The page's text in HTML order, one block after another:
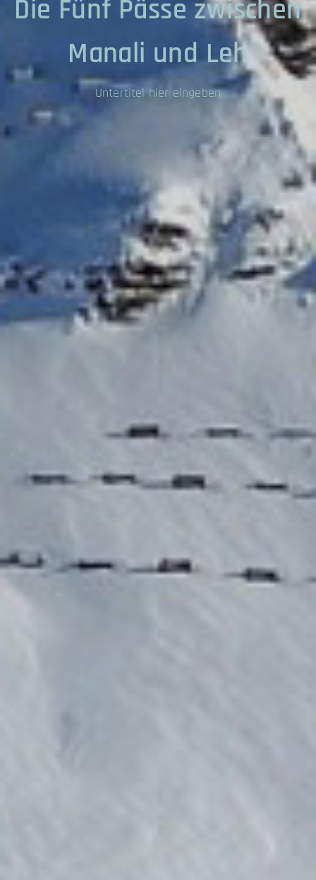
Die Fünf Pässe zwischen
Manali und Leh
Untertitel hier eingeben